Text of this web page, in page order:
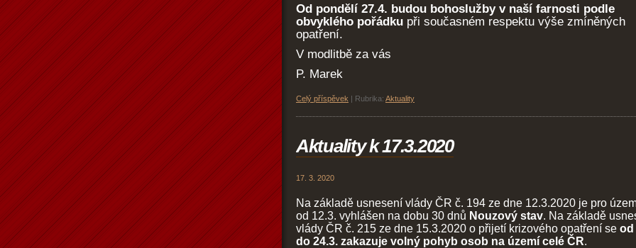
Od pondělí 27.4. budou bohoslužby v naší farnosti podle
obvyklého pořádku při současném respektu výše zmíněných
opatření.
V modlitbě za vás
P. Marek
Celý příspěvek | Rubrika: Aktuality
Aktuality k 17.3.2020
17. 3. 2020
Na základě usnesení vlády ČR č. 194 ze dne 12.3.2020 je pro
od 12.3. vyhlášen na dobu 30 dnů Nouzový stav. Na základě
vlády ČR č. 215 ze dne 15.3.2020 o přijetí krizového opatření se od
do 24.3. zakazuje volný pohyb osob na území celé ČR.